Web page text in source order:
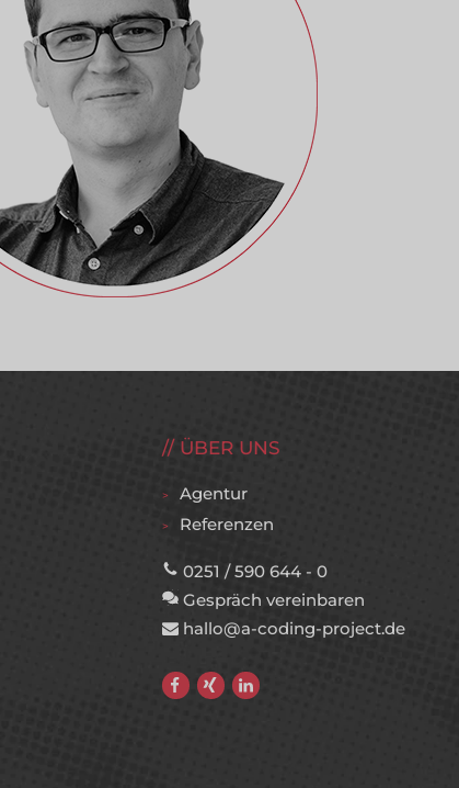
ÜBER UNS
Agentur
Referenzen
0251 / 590 644 - 0
Gespräch vereinbaren
hallo@a-coding-project.de